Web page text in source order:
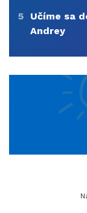
5
Učíme sa
Andrey